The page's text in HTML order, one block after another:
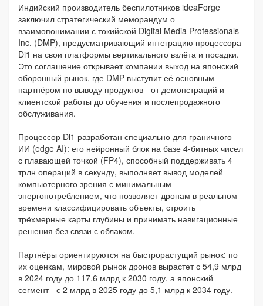
Индийский производитель беспилотников ideaForge
заключил стратегический меморандум о
взаимопонимании с токийской Digital Media Professionals
Inc. (DMP), предусматривающий интеграцию процессора
Di1 на свои платформы вертикального взлёта и посадки.
Это соглашение открывает компании выход на японский
оборонный рынок, где DMP выступит её основным
партнёром по выводу продуктов - от демонстраций и
клиентской работы до обучения и послепродажного
обслуживания.
Процессор Di1 разработан специально для граничного
ИИ (edge AI): его нейронный блок на базе 4-битных чисел
с плавающей точкой (FP4), способный поддерживать 4
трлн операций в секунду, выполняет вывод моделей
компьютерного зрения с минимальным
энергопотреблением, что позволяет дронам в реальном
времени классифицировать объекты, строить
трёхмерные карты глубины и принимать навигационные
решения без связи с облаком.
Партнёры ориентируются на быстрорастущий рынок: по
их оценкам, мировой рынок дронов вырастет с 54,9 млрд
в 2024 году до 117,6 млрд к 2030 году, а японский
сегмент - с 2 млрд в 2025 году до 5,1 млрд к 2034 году.